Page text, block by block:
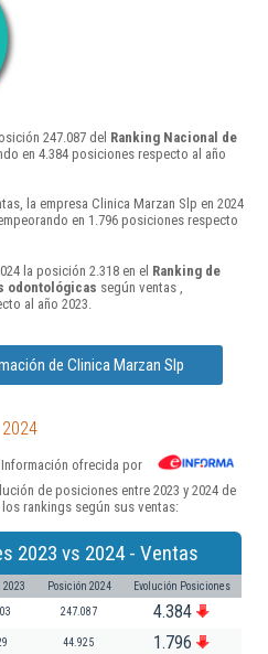
247.087 del Ranking Nacional de
en 4.384 posiciones respecto al año
la empresa Clinica Marzan Slp en 2024
en 1.796 posiciones respecto
la posición 2.318 en el Ranking de
odontológicas según ventas ,
al año 2023.
de Clinica Marzan Slp
Información ofrecida por
de posiciones entre 2023 y 2024 de
rankings según sus ventas:
2023 vs 2024 - Ventas
2023 Posición 2024 Evolución Posiciones
247.087 4.384
44.925 1.796